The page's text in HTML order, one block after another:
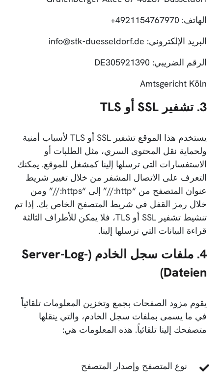
الهاتف: 4921154767970+
البريد الإلكتروني: info@stk-duesseldorf.de
الرقم الضريبي: DE305921390
Amtsgericht Köln
3. تشفير SSL أو TLS
يستخدم هذا الموقع تشفير SSL أو TLS لأسباب أمنية
ولحماية نقل المحتوى السري، مثل الطلبات أو
الاستفسارات التي ترسلها إلينا كمشغل للموقع. يمكنك
التعرف على الاتصال المشفر من خلال تغيير شريط
عنوان المتصفح من “http://” إلى “https://” ومن
خلال رمز القفل في شريط المتصفح الخاص بك. إذا تم
تنشيط تشفير SSL أو TLS، فلا يمكن للأطراف الثالثة
قراءة البيانات التي ترسلها إلينا.
4. ملفات سجل الخادم (Server-Log-
Dateien)
يقوم مزود الصفحات بجمع وتخزين المعلومات تلقائياً
في ما يسمى بملفات سجل الخادم، والتي ينقلها
متصفحك إلينا تلقائياً. هذه المعلومات هي:
نوع المتصفح وإصدار المتصفح